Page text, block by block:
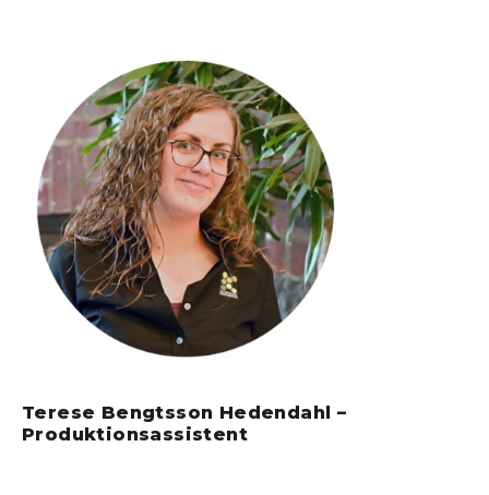
Terese Bengtsson Hedendahl –
Produktionsassistent